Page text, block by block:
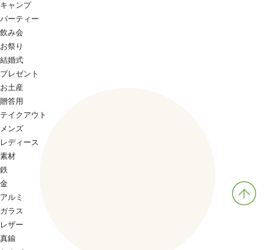
キャンプ
パーティー
飲み会
お祭り
結婚式
プレゼント
お土産
贈答用
テイクアウト
メンズ
レディース
素材
鉄
金
アルミ
ガラス
レザー
真鍮